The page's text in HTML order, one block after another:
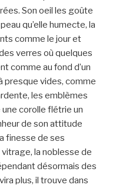
Son oeil les goûte
qu’elle humecte, la
comme le jour et
verres où quelques
comme au fond d’un
presque vides, comme
les emblèmes
corolle flétrie un
de son attitude
finesse de ses
la noblesse de
désormais des
plus, il trouve dans